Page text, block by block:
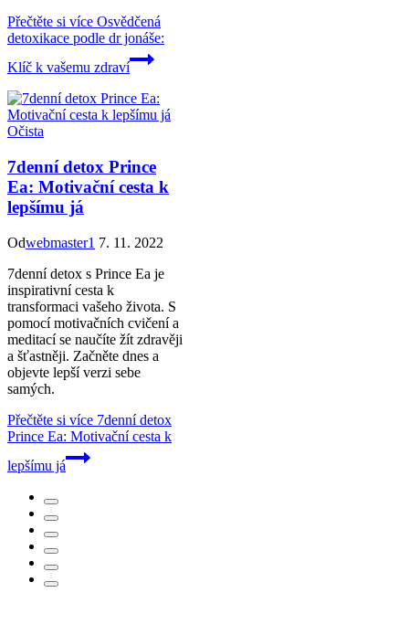
Přečtěte si více Osvědčená
detoxikace podle dr jonáše:
Klíč k vašemu zdraví
Očista
7denní detox Prince
Ea: Motivační cesta k
lepšímu já
Odwebmaster1 7. 11. 2022
7denní detox s Prince Ea je
inspirativní cesta k
transformaci vašeho života. S
pomocí motivačních cvičení a
meditací se naučíte žít zdravěji
a šťastněji. Začněte dnes a
objevte lepší verzi sebe
samých.
Přečtěte si více 7denní detox
Prince Ea: Motivační cesta k
lepšímu já